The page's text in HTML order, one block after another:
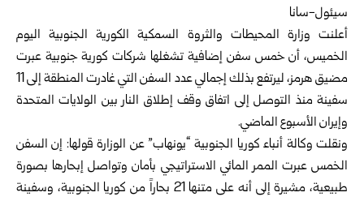
سيئول-سانا‏
أعلنت وزارة المحيطات والثروة السمكية الكورية الجنوبية اليوم
الخميس، أن خمس سفن ‏إضافية تشغلها شركات كورية جنوبية عبرت
مضيق هرمز، ليرتفع بذلك إجمالي عدد ‏السفن التي غادرت المنطقة إلى 11
سفينة منذ التوصل إلى اتفاق وقف إطلاق النار بين ‏الولايات المتحدة
وإيران الأسبوع الماضي.‏
ونقلت وكالة أنباء كوريا الجنوبية “يونهاب” عن الوزارة قولها: إن السفن
الخمس عبرت ‏الممر المائي الاستراتيجي بأمان وتواصل إبحارها بصورة
طبيعية، مشيرة إلى أنه على ‏متنها 21 بحاراً من كوريا الجنوبية، وسفينة